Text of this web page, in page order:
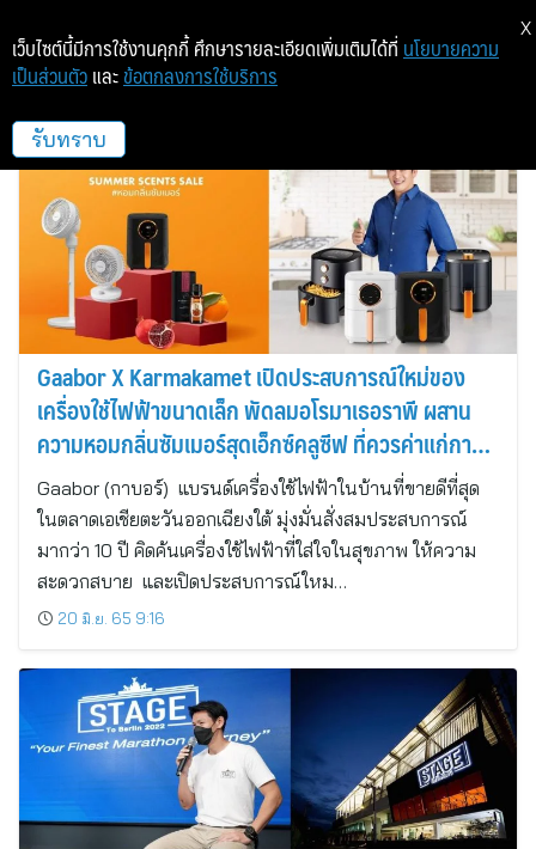
ขอบฟ้า พีอาร์ เอเจนซี่
Gaabor X Karmakamet เปิดประสบการณ์ใหม่ของ
เครื่องใช้ไฟฟ้าขนาดเล็ก พัดลมอโรมาเธอราพี ผสาน
ความหอมกลิ่นซัมเมอร์สุดเอ็กซ์คลูซีฟ ที่ควรค่าแก่การมี
ติดบ้าน
Gaabor (กาบอร์) แบรนด์เครื่องใช้ไฟฟ้าในบ้านที่ขายดีที่สุด
ในตลาดเอเชียตะวันออกเฉียงใต้ มุ่งมั่นสั่งสมประสบการณ์
มากว่า 10 ปี คิดค้นเครื่องใช้ไฟฟ้าที่ใส่ใจในสุขภาพ ให้ความ
สะดวกสบาย และเปิดประสบการณ์ใหม…
20 มิ.ย. 65 9:16
เว็บไซต์นี้มีการใช้งานคุกกี้ ศึกษารายละเอียดเพิ่มเติมได้ที่ นโยบายความ
เป็นส่วนตัว และ ข้อตกลงการใช้บริการ
รับทราบ
X